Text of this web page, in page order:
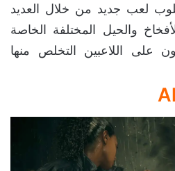
لعب جديد من خلال العديد
والحيل المختلفة الخاصة
على اللاعبين التخلص منها